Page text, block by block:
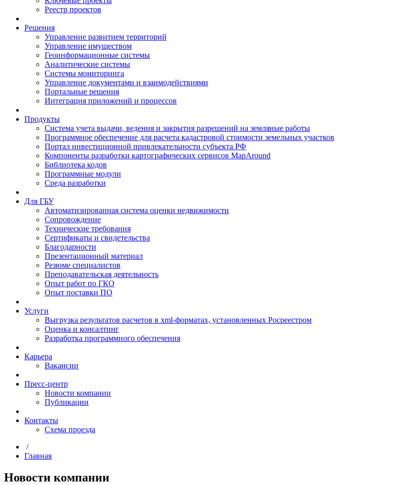
Реестр проектов
Решения
Управление развитием территорий
Управление имуществом
Геоинформационные системы
Аналитические системы
Системы мониторинга
Управление документами и взаимодействиями
Портальные решения
Интеграция приложений и процессов
Продукты
Система учета выдачи, ведения и закрытия разрешений на земляные работы
Программное обеспечение для расчета кадастровой стоимости земельных участков
Портал инвестиционной привлекательности субъекта РФ
Компоненты разработки картографических сервисов MapAround
Библиотека кодов
Программные модули
Среда разработки
Для ГБУ
Автоматизированная система оценки недвижимости
Сопровождение
Технические требования
Сертификаты и свидетельства
Благодарности
Презентационный материал
Резюме специалистов
Преподавательская деятельность
Опыт работ по ГКО
Опыт поставки ПО
Услуги
Выгрузка результатов расчетов в xml-форматах, установленных Росреестром
Оценка и консалтинг
Разработка программного обеспечения
Карьера
Вакансии
Пресс-центр
Новости компании
Публикации
Контакты
Схема проезда
/
Главная
Новости компании